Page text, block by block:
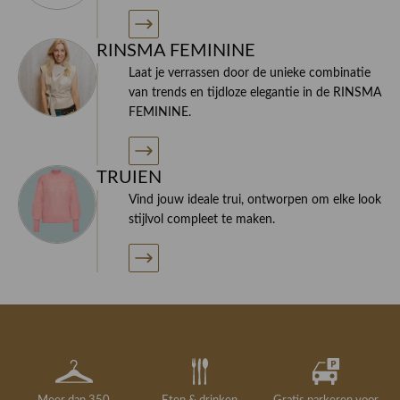
RINSMA FEMININE
Laat je verrassen door de unieke combinatie
van trends en tijdloze elegantie in de RINSMA
FEMININE.
TRUIEN
Vind jouw ideale trui, ontworpen om elke look
stijlvol compleet te maken.